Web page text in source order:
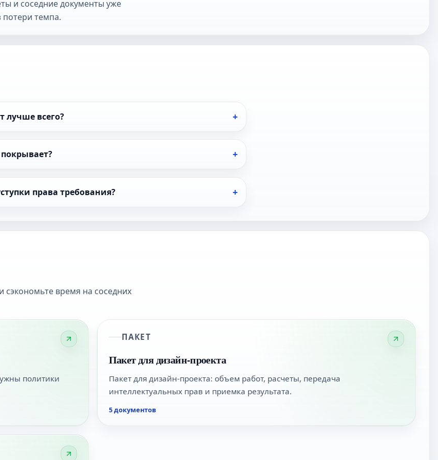
и соседние документы уже
темпа.
лучше всего?
права требования?
сэкономьте время на соседних
политики
ПАКЕТ
Пакет для дизайн-проекта
Пакет для дизайн-проекта: объем работ, расчеты, передача
интеллектуальных прав и приемка результата.
5 документов